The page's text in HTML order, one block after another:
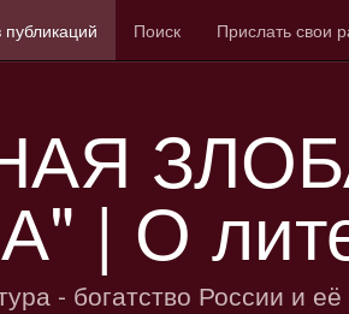
Поиск Прислать свои
| О
- богатство России и